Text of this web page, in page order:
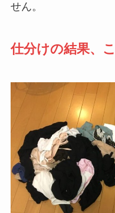
せん。
仕分けの結果、